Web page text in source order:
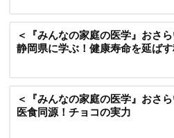
＜『みんなの家庭の医学』おさ
静岡県に学ぶ！健康寿命を延ば
＜『みんなの家庭の医学』おさ
医食同源！チョコの実力